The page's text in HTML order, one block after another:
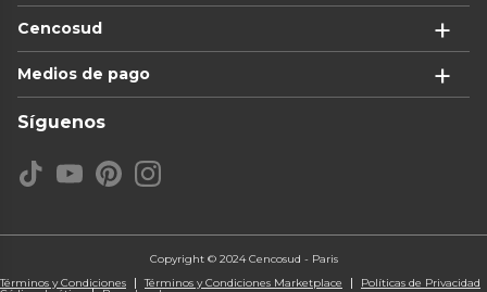
Cencosud
Medios de pago
Síguenos
Copyright © 2024 Cencosud - Paris
Términos y Condiciones
Términos y Condiciones Marketplace Políticas de Privacidad